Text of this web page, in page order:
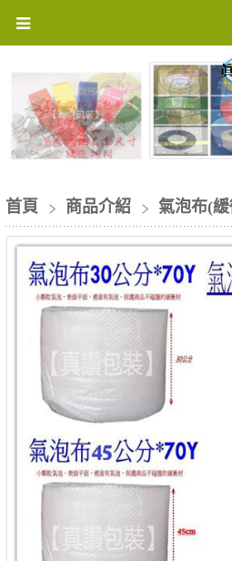
首頁 商品介紹 氣泡布(